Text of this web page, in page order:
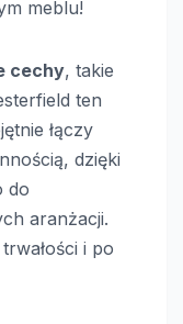
meblu!
cechy, takie
ten
łączy
dzięki
do
aranżacji.
i po